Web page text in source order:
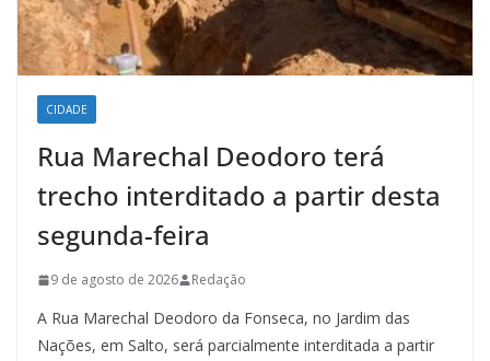
CIDADE
Rua Marechal Deodoro terá
trecho interditado a partir desta
segunda-feira
9 de agosto de 2026 Redação
A Rua Marechal Deodoro da Fonseca, no Jardim das
Nações, em Salto, será parcialmente interditada a partir